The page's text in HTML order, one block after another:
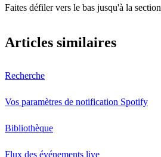
Faites défiler vers le bas jusqu'à la section
Articles similaires
Recherche
Vos paramètres de notification Spotify
Bibliothèque
Flux des événements live